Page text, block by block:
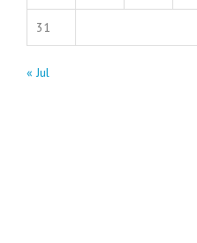
31
« Jul